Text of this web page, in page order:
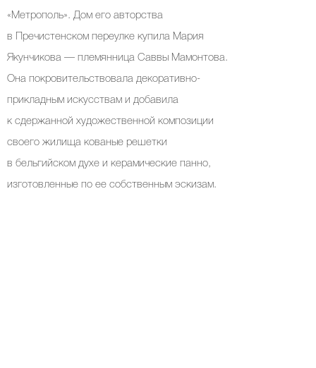
«Метрополь». Дом его авторства
в Пречистенском переулке купила Мария
Якунчикова — племянница Саввы Мамонтова.
Она покровительствовала декоративно-
прикладным искусствам и добавила
к сдержанной художественной композиции
своего жилища кованые решетки
в бельгийском духе и керамические панно,
изготовленные по ее собственным эскизам.